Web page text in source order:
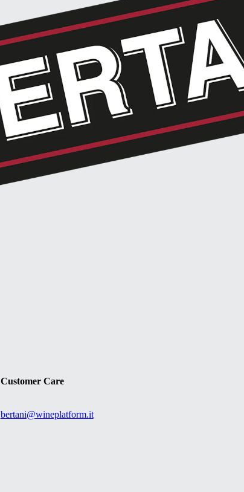
Customer Care
bertani@wineplatform.it